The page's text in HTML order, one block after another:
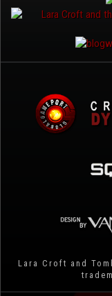
Lara Croft and